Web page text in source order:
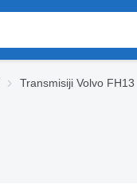
Transmisiji Volvo FH13